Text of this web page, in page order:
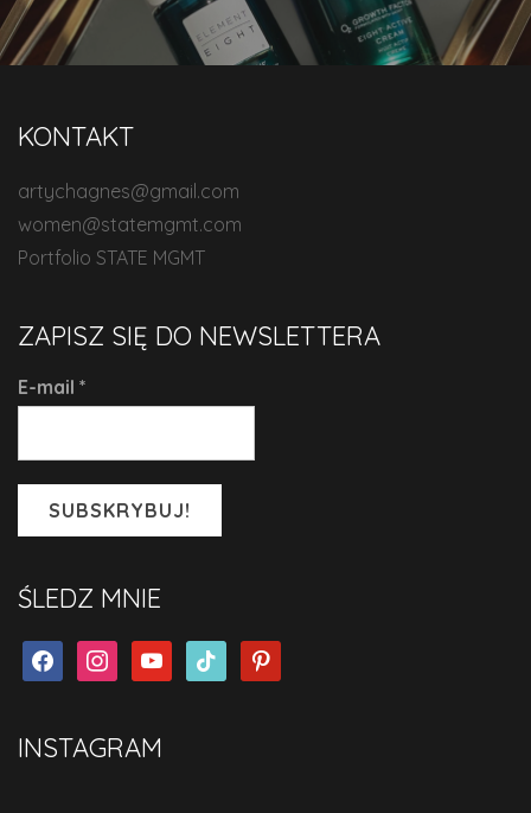
KONTAKT
artychagnes@gmail.com
women@statemgmt.com
Portfolio STATE MGMT
ZAPISZ SIĘ DO NEWSLETTERA
E-mail *
ŚLEDZ MNIE
facebookinstagramyoutubetiktok pinterest
INSTAGRAM